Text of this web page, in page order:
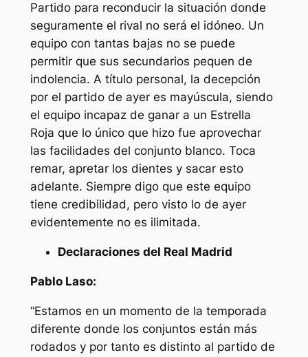
Partido para reconducir la situación donde
seguramente el rival no será el idóneo. Un
equipo con tantas bajas no se puede
permitir que sus secundarios pequen de
indolencia. A título personal, la decepción
por el partido de ayer es mayúscula, siendo
el equipo incapaz de ganar a un Estrella
Roja que lo único que hizo fue aprovechar
las facilidades del conjunto blanco. Toca
remar, apretar los dientes y sacar esto
adelante. Siempre digo que este equipo
tiene credibilidad, pero visto lo de ayer
evidentemente no es ilimitada.
Declaraciones del Real Madrid
Pablo Laso:
“Estamos en un momento de la temporada
diferente donde los conjuntos están más
rodados y por tanto es distinto al partido de